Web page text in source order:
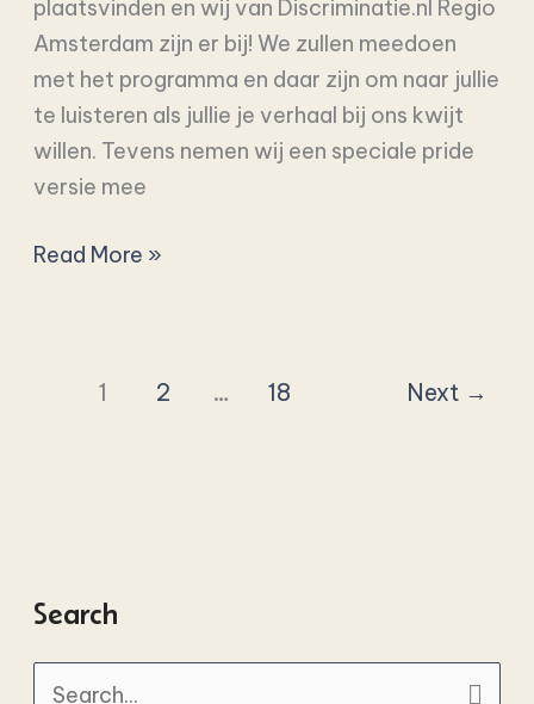
plaatsvinden en wij van Discriminatie.nl Regio
Amsterdam zijn er bij! We zullen meedoen
met het programma en daar zijn om naar jullie
te luisteren als jullie je verhaal bij ons kwijt
willen. Tevens nemen wij een speciale pride
versie mee
Pride
Nieuw-
West!
🏳️‍🌈
Read More »
1 2 … 18 Next →
Search